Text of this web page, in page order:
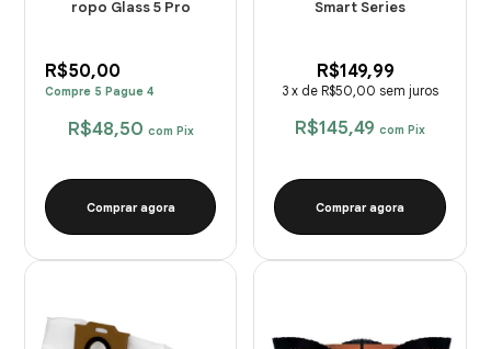
ropo Glass 5 Pro
R$50,00
Compre 5 Pague 4
R$48,50 com Pix
Comprar agora
Smart Series
R$149,99
R$145,49com Pix
3 x de R$50,00 sem juros
Comprar agora